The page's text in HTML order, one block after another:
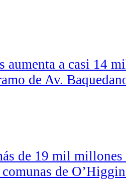
aumenta a casi 14
de Av.
de 19 mil millones
de